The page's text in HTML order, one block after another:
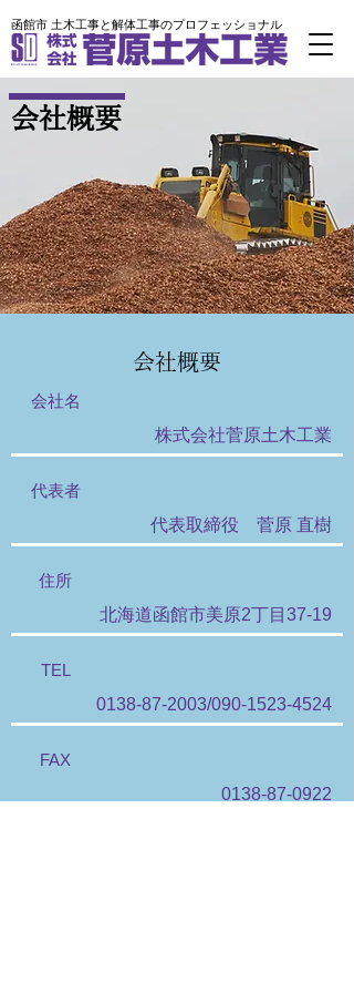
​函館市 土木工事と解体工事のプロフェッショナル
株式会社菅原土木工業
会社名
代表取締役 菅原 直樹
代表者
北海道函館市美原2丁目37-19
住所
0138-87-2003/090-1523-4524
TEL
0138-87-0922
FAX
会社概要
​会社概要